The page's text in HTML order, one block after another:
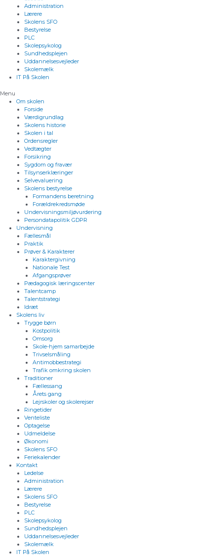
Administration
Lærere
Skolens SFO
Bestyrelse
PLC
Skolepsykolog
Sundhedsplejen
Uddannelsesvejleder
Skolemælk
IT På Skolen
Menu
Om skolen
Forside
Værdigrundlag
Skolens historie
Skolen i tal
Ordensregler
Vedtægter
Forsikring
Sygdom og fravær
Tilsynserklæringer
Selvevaluering
Skolens bestyrelse
Formandens beretning
Forældrekredsmøde
Undervisningsmiljøvurdering
Persondatapolitik GDPR
Undervisning
Fællesmål
Praktik
Prøver & Karakterer
Karaktergivning
Nationale Test
Afgangsprøver
Pædagogisk læringscenter
Talentcamp
Talentstrategi
Idræt
Skolens liv
Trygge børn
Kostpolitik
Omsorg
Skole-hjem samarbejde
Trivselsmåling
Antimobbestrategi
Trafik omkring skolen
Traditioner
Fællessang
Årets gang
Lejrskoler og skolerejser
Ringetider
Venteliste
Optagelse
Udmeldelse
Økonomi
Skolens SFO
Feriekalender
Kontakt
Ledelse
Administration
Lærere
Skolens SFO
Bestyrelse
PLC
Skolepsykolog
Sundhedsplejen
Uddannelsesvejleder
Skolemælk
IT På Skolen